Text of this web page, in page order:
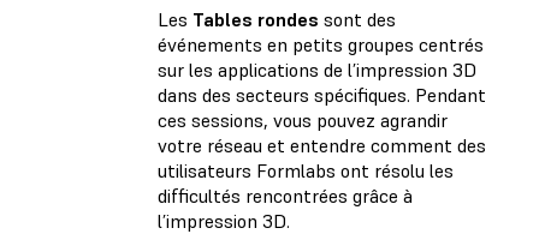
Les Tables rondes sont des
événements en petits groupes centrés
sur les applications de l’impression 3D
dans des secteurs spécifiques. Pendant
ces sessions, vous pouvez agrandir
votre réseau et entendre comment des
utilisateurs Formlabs ont résolu les
difficultés rencontrées grâce à
l’impression 3D.